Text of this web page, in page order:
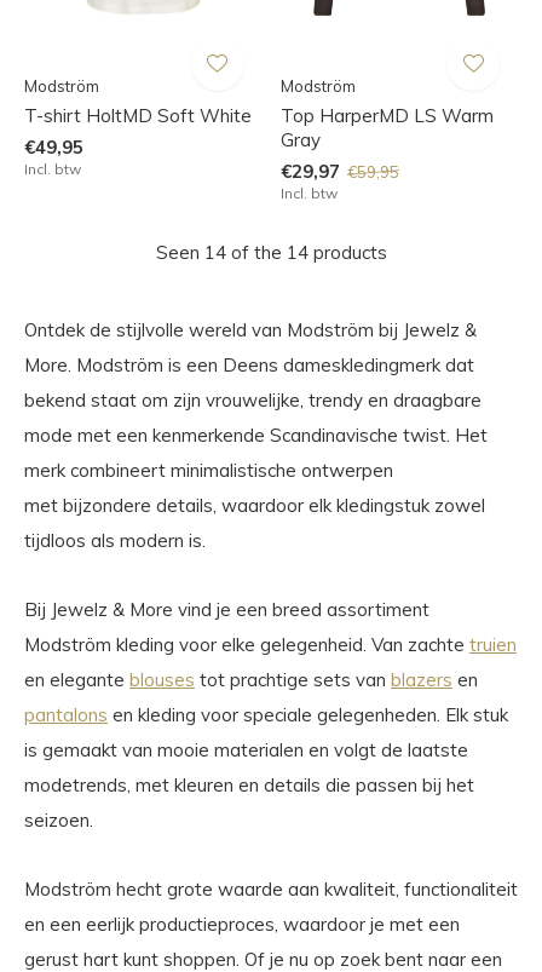
Modström
T-shirt HoltMD Soft White
€49,95
Incl. btw
Modström
Top HarperMD LS Warm
Gray
€29,97 €59,95
Incl. btw
Seen 14 of the 14 products
Ontdek de stijlvolle wereld van Modström bij Jewelz &
More. Modström is een Deens dameskledingmerk dat
bekend staat om zijn vrouwelijke, trendy en draagbare
mode met een kenmerkende Scandinavische twist. Het
merk combineert minimalistische ontwerpen
met bijzondere details, waardoor elk kledingstuk zowel
tijdloos als modern is.
Bij Jewelz & More vind je een breed assortiment
Modström kleding voor elke gelegenheid. Van zachte truien
en elegante blouses tot prachtige sets van blazers en
pantalons en kleding voor speciale gelegenheden. Elk stuk
is gemaakt van mooie materialen en volgt de laatste
modetrends, met kleuren en details die passen bij het
seizoen.
Modström hecht grote waarde aan kwaliteit, functionaliteit
en een eerlijk productieproces, waardoor je met een
gerust hart kunt shoppen. Of je nu op zoek bent naar een